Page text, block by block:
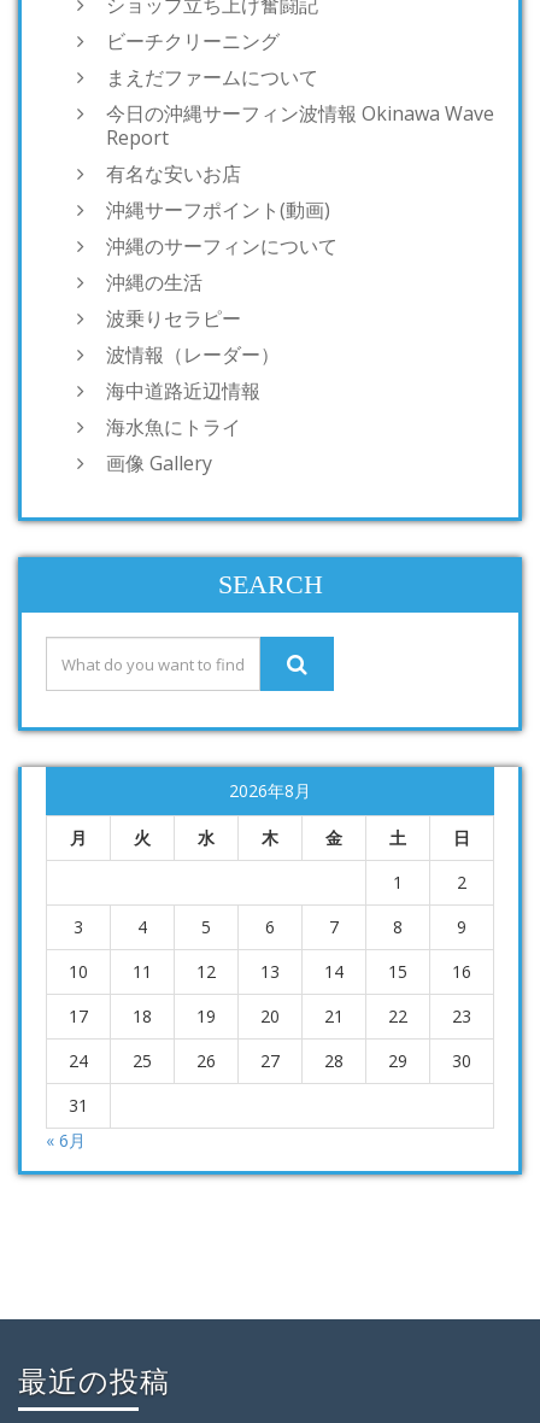
ショップ立ち上げ奮闘記
ビーチクリーニング
まえだファームについて
今日の沖縄サーフィン波情報 Okinawa Wave
Report
有名な安いお店
沖縄サーフポイント(動画)
沖縄のサーフィンについて
沖縄の生活
波乗りセラピー
波情報（レーダー）
海中道路近辺情報
海水魚にトライ
画像 Gallery
SEARCH
2026年8月
月 火 水 木 金 土
日
1
2
3
4 5 6 7 8
9
10
11 12 13 14 15
16
17
18 19 20 21 22
23
24
25 26 27 28 29
30
31
« 6月
最近の投稿